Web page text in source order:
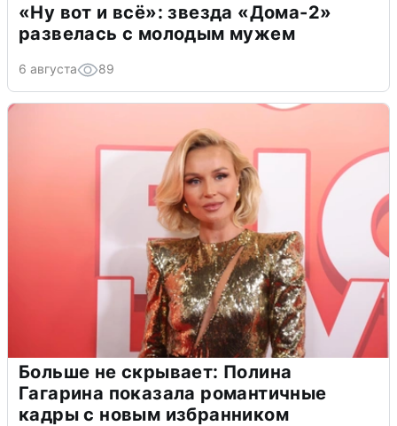
«Ну вот и всё»: звезда «Дома-2»
развелась с молодым мужем
6 августа 89
Больше не скрывает: Полина
Гагарина показала романтичные
кадры с новым избранником